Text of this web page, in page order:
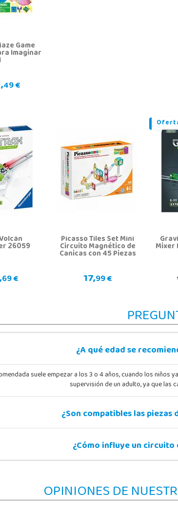
Game
Imaginar
49 €
26059
69 €
Picasso Tiles Set Mini
Circuito Magnético de
Canicas con 45 Piezas
17,99 €
Mixer
¿A qué edad se
suele empezar a los 3 o 4 años, cuando los
supervisión de un adulto, ya que las
¿Son compatibles las
¿Cómo influye un
OPINIONES DE